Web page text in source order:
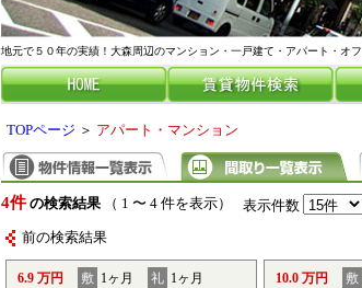
地元で５０年の実績！大森周辺のマンション・一戸建て・アパート・オ
TOPページ ＞ アパート・マンション
4件 の検索結果（ 1 〜 4 件を表示） 表示件数
前の検索結果
6.9 万円 敷 1ヶ月 礼 1ヶ月 10.0 万円 敷